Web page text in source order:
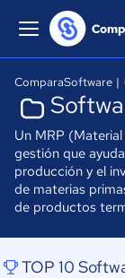
ComparaSoftware |
Un MRP
gestión que
producción y el
de materias
de productos
TOP 10